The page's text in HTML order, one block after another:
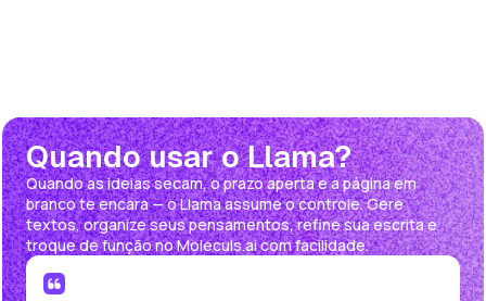
Quando usar o Llama?
Quando as ideias secam, o prazo aperta e a página em
branco te encara — o Llama assume o controle. Gere
textos, organize seus pensamentos, refine sua escrita e
troque de função no Moleculs.ai com facilidade.